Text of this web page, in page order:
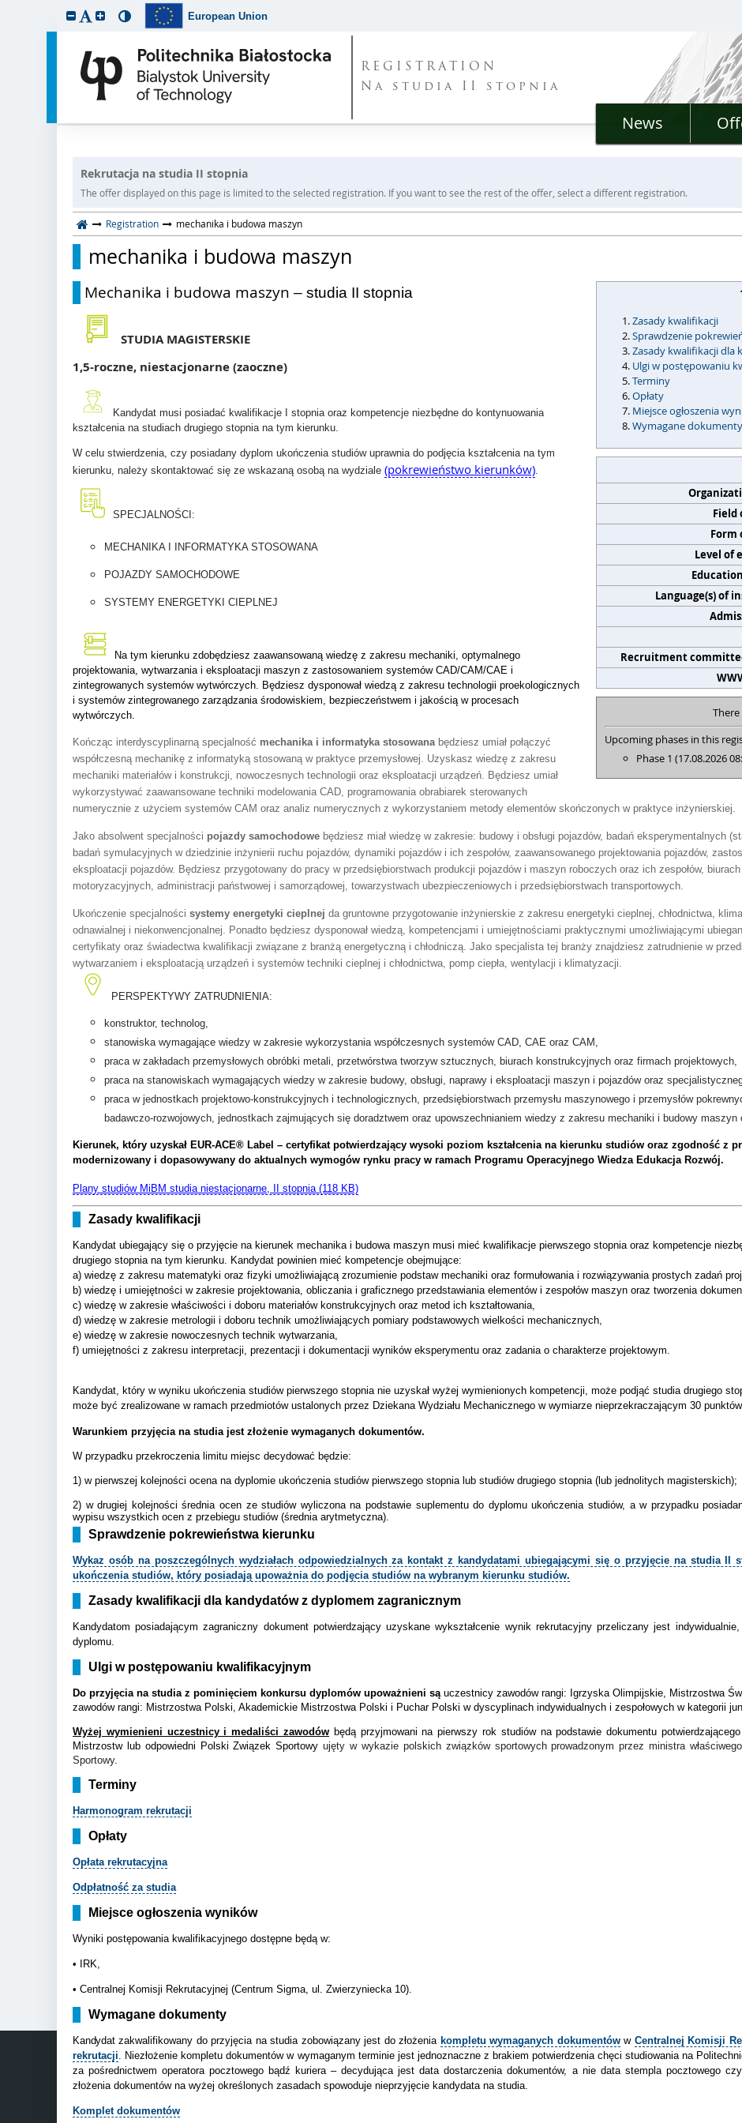
European Union
REGISTRATION
Na studia II stopnia
News
Rekrutacja na studia II stopnia
The offer displayed on this page is limited to the selected registration. If you want to see the rest of the offer, select a different registration.
Registration mechanika i budowa maszyn
mechanika i budowa maszyn
Zasady kwalifikacji
Sprawdzenie
Zasady kwalifikacji dla
Ulgi w postępowaniu
Terminy
Opłaty
Miejsce ogłoszenia
Wymagane dokumenty
Field
Form
Level of
Language(s) of
Recruitment
Upcoming phases in this
Phase 1 (17.08.2026
Mechanika i budowa maszyn – studia II stopnia
STUDIA MAGISTERSKIE
1,5-roczne, niestacjonarne (zaoczne)
Kandydat musi posiadać kwalifikacje I stopnia oraz kompetencje niezbędne do kontynuowania
kształcenia na studiach drugiego stopnia na tym kierunku.
W celu stwierdzenia, czy posiadany dyplom ukończenia studiów uprawnia do podjęcia kształcenia na tym
kierunku, należy skontaktować się ze wskazaną osobą na wydziale (pokrewieństwo kierunków).
SPECJALNOŚCI:
MECHANIKA I INFORMATYKA STOSOWANA
POJAZDY SAMOCHODOWE
SYSTEMY ENERGETYKI CIEPLNEJ
Na tym kierunku zdobędziesz zaawansowaną wiedzę z zakresu mechaniki, optymalnego
projektowania, wytwarzania i eksploatacji maszyn z zastosowaniem systemów CAD/CAM/CAE i
zintegrowanych systemów wytwórczych. Będziesz dysponował wiedzą z zakresu technologii proekologicznych
i systemów zintegrowanego zarządzania środowiskiem, bezpieczeństwem i jakością w procesach
wytwórczych.
Kończąc interdyscyplinarną specjalność mechanika i informatyka stosowanabędziesz umiał połączyć
współczesną mechanikę z informatyką stosowaną w praktyce przemysłowej. Uzyskasz wiedzę z zakresu
mechaniki materiałów i konstrukcji, nowoczesnych technologii oraz eksploatacji urządzeń. Będziesz umiał
wykorzystywać zaawansowane techniki modelowania CAD, programowania obrabiarek sterowanych
numerycznie z użyciem systemów CAM oraz analiz numerycznych z wykorzystaniem metody elementów skończonych w praktyce inżynierskiej.
Jako absolwent specjalności pojazdy samochodowe będziesz miał wiedzę w zakresie: budowy i obsługi pojazdów, badań eksperymentalnych
badań symulacyjnych w dziedzinie inżynierii ruchu pojazdów, dynamiki pojazdów i ich zespołów, zaawansowanego projektowania pojazdów,
eksploatacji pojazdów. Będziesz przygotowany do pracy w przedsiębiorstwach produkcji pojazdów i maszyn roboczych oraz ich zespołów,
motoryzacyjnych, administracji państwowej i samorządowej, towarzystwach ubezpieczeniowych i przedsiębiorstwach transportowych.
Ukończenie specjalności systemy energetyki cieplnej da gruntowne przygotowanie inżynierskie z zakresu energetyki cieplnej, chłodnictwa,
odnawialnej i niekonwencjonalnej. Ponadto będziesz dysponował wiedzą, kompetencjami i umiejętnościami praktycznymi umożliwiającymi
certyfikaty oraz świadectwa kwalifikacji związane z branżą energetyczną i chłodniczą. Jako specjalista tej branży znajdziesz zatrudnienie w
wytwarzaniem i eksploatacją urządzeń i systemów techniki cieplnej i chłodnictwa, pomp ciepła, wentylacji i klimatyzacji.
PERSPEKTYWY ZATRUDNIENIA:
konstruktor, technolog,
stanowiska wymagające wiedzy w zakresie wykorzystania współczesnych systemów CAD, CAE oraz CAM,
praca w zakładach przemysłowych obróbki metali, przetwórstwa tworzyw sztucznych, biurach konstrukcyjnych oraz firmach projektowych,
praca na stanowiskach wymagających wiedzy w zakresie budowy, obsługi, naprawy i eksploatacji maszyn i pojazdów oraz
praca w jednostkach projektowo-konstrukcyjnych i technologicznych, przedsiębiorstwach przemysłu maszynowego i przemysłów
badawczo-rozwojowych, jednostkach zajmujących się doradztwem oraz upowszechnianiem wiedzy z zakresu mechaniki i budowy maszyn
Kierunek, który uzyskał EUR-ACE® Label – certyfikat potwierdzający wysoki poziom kształcenia na kierunku studiów oraz zgodność z
modernizowany i dopasowywany do aktualnych wymogów rynku pracy w ramach Programu Operacyjnego Wiedza Edukacja Rozwój.
Plany studiów MiBM studia niestacjonarne, II stopnia (118 KB)
Zasady kwalifikacji
Kandydat ubiegający się o przyjęcie na kierunek mechanika i budowa maszyn musi mieć kwalifikacje pierwszego stopnia oraz kompetencje
drugiego stopnia na tym kierunku. Kandydat powinien mieć kompetencje obejmujące:
a) wiedzę z zakresu matematyki oraz fizyki umożliwiającą zrozumienie podstaw mechaniki oraz formułowania i rozwiązywania prostych zadań
b) wiedzę i umiejętności w zakresie projektowania, obliczania i graficznego przedstawiania elementów i zespołów maszyn oraz tworzenia
c) wiedzę w zakresie właściwości i doboru materiałów konstrukcyjnych oraz metod ich kształtowania,
d) wiedzę w zakresie metrologii i doboru technik umożliwiających pomiary podstawowych wielkości mechanicznych,
e) wiedzę w zakresie nowoczesnych technik wytwarzania,
f) umiejętności z zakresu interpretacji, prezentacji i dokumentacji wyników eksperymentu oraz zadania o charakterze projektowym.
Kandydat, który w wyniku ukończenia studiów pierwszego stopnia nie uzyskał wyżej wymienionych kompetencji, może podjąć studia drugiego
może być zrealizowane w ramach przedmiotów ustalonych przez Dziekana Wydziału Mechanicznego w wymiarze nieprzekraczającym 30
Warunkiem przyjęcia na studia jest złożenie wymaganych dokumentów.
W przypadku przekroczenia limitu miejsc decydować będzie:
1) w pierwszej kolejności ocena na dyplomie ukończenia studiów pierwszego stopnia lub studiów drugiego stopnia (lub jednolitych magisterskich);
2) w drugiej kolejności średnia ocen ze studiów wyliczona na podstawie suplementudo dyplomu ukończenia studiów, a w przypadku
wypisu wszystkich ocen z przebiegu studiów (średnia arytmetyczna).
Sprawdzenie pokrewieństwa kierunku
Wykaz osób na poszczególnych wydziałach odpowiedzialnych za kontakt z kandydatami ubiegającymi się o przyjęcie na studia II
ukończenia studiów, który posiadają upoważnia do podjęcia studiów na wybranym kierunku studiów.
Zasady kwalifikacji dla kandydatów z dyplomem zagranicznym
Kandydatom posiadającym zagraniczny dokument potwierdzający uzyskane wykształcenie wynik rekrutacyjny przeliczany jest
dyplomu.
Ulgi w postępowaniu kwalifikacyjnym
Do przyjęcia na studia z pominięciem konkursu dyplomów upoważnieni są uczestnicy zawodów rangi: Igrzyska Olimpijskie, Mistrzostwa
zawodów rangi: Mistrzostwa Polski, Akademickie Mistrzostwa Polski i Puchar Polski w dyscyplinach indywidualnych i zespołowych w kategorii
Wyżej wymienieni uczestnicy i medaliści zawodów będą przyjmowani na pierwszy rok studiów na podstawie dokumentu
Mistrzostw lub odpowiedni Polski Związek Sportowyujęty w wykazie polskich związków sportowych prowadzonym przez ministra
Sportowy.
Terminy
Harmonogram rekrutacji
Opłaty
Opłata rekrutacyjna
Odpłatność za studia
Miejsce ogłoszenia wyników
Wyniki postępowania kwalifikacyjnego dostępne będą w:
• IRK,
• Centralnej Komisji Rekrutacyjnej (Centrum Sigma, ul. Zwierzyniecka 10).
Wymagane dokumenty
Kandydatzakwalifikowany do przyjęcia na studia zobowiązany jest do złożenia kompletu wymaganych dokumentóww Centralnej Komisji
rekrutacji. Niezłożenie kompletu dokumentów w wymaganym terminie jest jednoznaczne z brakiem potwierdzenia chęci studiowania na
za pośrednictwem operatora pocztowego bądź kuriera – decydująca jest data dostarczenia dokumentów, a nie data stempla pocztowego
złożenia dokumentów na wyżej określonych zasadach spowoduje nieprzyjęcie kandydata na studia.
Komplet dokumentów